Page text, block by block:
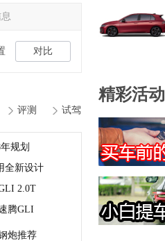
对比
试驾
评测
规划
全新设计
2.0T
腾GLI
炮推荐
精彩活动